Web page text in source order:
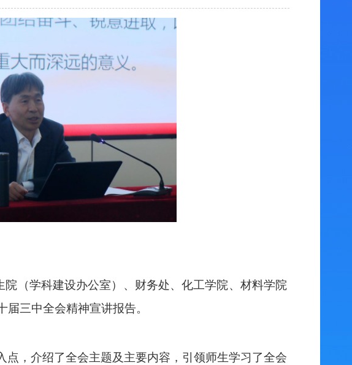
院（学科建设办公室）、财务处、化工学院、 材料学院
三中全会精神宣讲报告。
点，介绍了全会主题及主要内容，引领师生学习了全会